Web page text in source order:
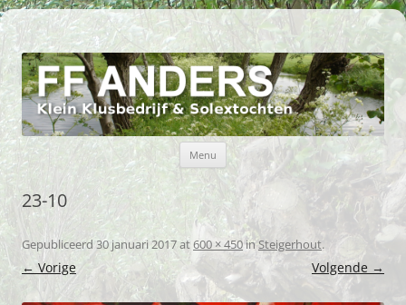
FF Anders
Klein klusbedrijf Kinderdijk
Menu Ga naar de inhoud
23-10
Gepubliceerd30 januari 2017at600 × 450inSteigerhout.
← Vorige Volgende →